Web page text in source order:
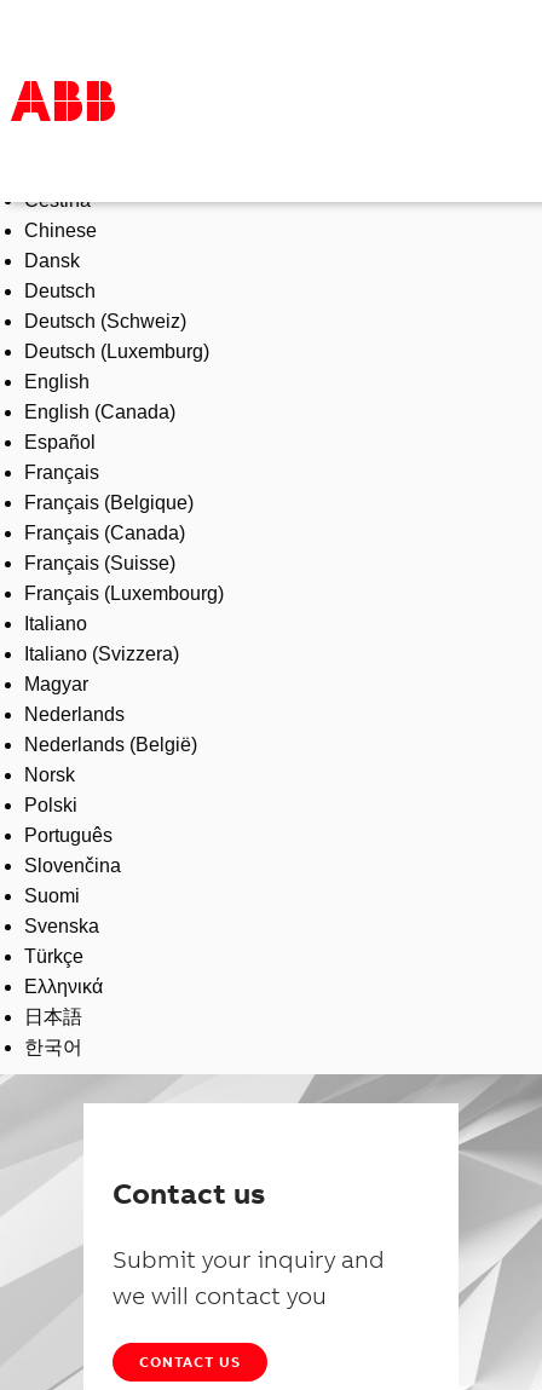
Products & Solutions
Industries
Services
About us
Where to buy
Contact us
Careers
Čeština
Chinese
Dansk
Deutsch
Deutsch (Schweiz)
Deutsch (Luxemburg)
English
English (Canada)
Español
Français
Français (Belgique)
Français (Canada)
Français (Suisse)
Français (Luxembourg)
Italiano
Italiano (Svizzera)
Magyar
Nederlands
Nederlands (België)
Norsk
Polski
Português
Slovenčina
Suomi
Svenska
Türkçe
Ελληνικά
日本語
한국어
Contact us
Submit your inquiry and
we will contact you
CONTACT US